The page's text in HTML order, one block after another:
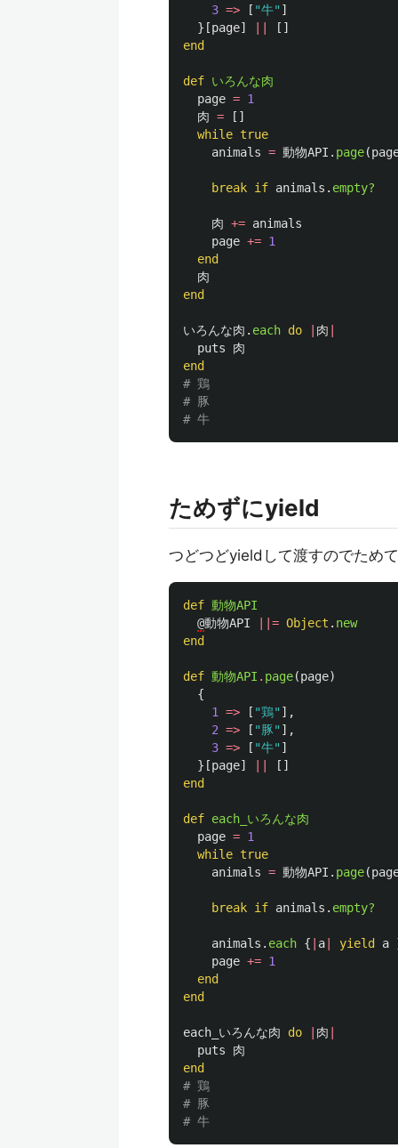
3 => [ "牛" ]
}[page]
[]
end
def いろんな肉
page = 1
肉 =
[]
while true
animals = 動物API . page(
break if animals . empty?
肉 += animals
page += 1
end
肉
end
いろんな肉 . each do 肉
puts
肉
end
# 鶏
# 豚
# 牛
ためずにyield
つどつどyieldして渡すのでため
def 動物API
@動物API ||= Object . new
end
def 動物API . page(page)
{
1
=> [ "鶏" ],
2 => [ "豚" ],
3 => [ "牛" ]
}[page]
[]
end
def each_いろんな肉
page = 1
while true
animals = 動物API . page(
break if animals . empty?
animals . each { a yield a
page += 1
end
end
each_いろんな肉 do 肉
puts
肉
end
# 鶏
# 豚
# 牛